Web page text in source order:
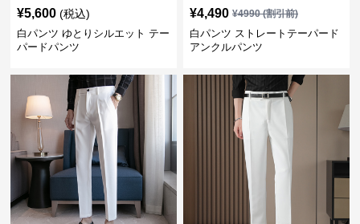
¥5,600 (税込)
白パンツ ゆとりシルエット テー
パードパンツ
¥4,490 ¥4990(割引前)
白パンツ ストレートテーパード
アンクルパンツ